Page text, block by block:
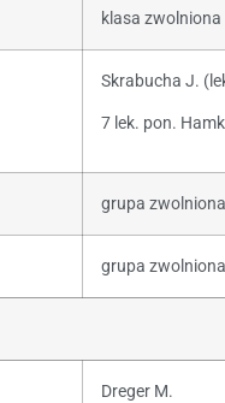
klasa zwolniona
Skrabucha J.
7 lek. pon.
grupa zwolniona
grupa zwolniona
Dreger M.